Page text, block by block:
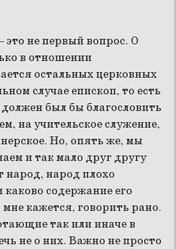
не первый вопрос. О
в отношении
остальных церковных
случае епископ, то есть
был бы благословить
на учительское служение,
Но, опять же, мы
и так мало друг другу
народ, народ плохо
содержание его
кажется, говорить рано.
так или иначе в
не о них. Важно не просто